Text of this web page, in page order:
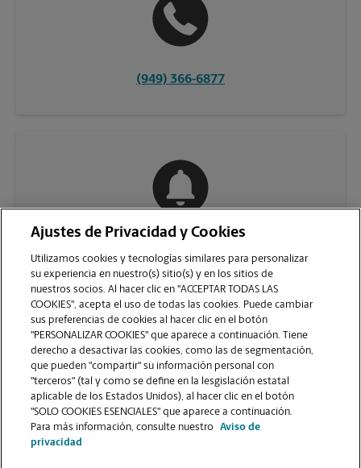
(949) 366-6877
VER LA PÁGINA DE LA TIENDA
Ajustes de Privacidad y Cookies
Utilizamos cookies y tecnologías similares para personalizar
su experiencia en nuestro(s) sitio(s) y en los sitios de
nuestros socios. Al hacer clic en "ACCEPTAR TODAS LAS
COOKIES", acepta el uso de todas las cookies. Puede cambiar
sus preferencias de cookies al hacer clic en el botón
"PERSONALIZAR COOKIES" que aparece a continuación. Tiene
derecho a desactivar las cookies, como las de segmentación,
que pueden "compartir" su información personal con
"terceros" (tal y como se define en la lesgislación estatal
aplicable de los Estados Unidos), al hacer clic en el botón
"SOLO COOKIES ESENCIALES" que aparece a continuación.
Para más información, consulte nuestro
Aviso de
privacidad